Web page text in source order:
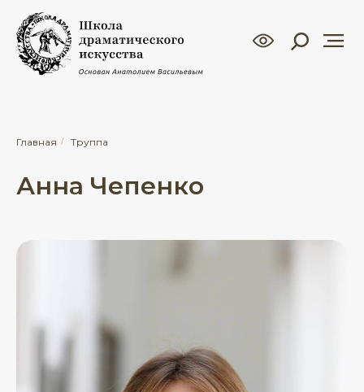
Главная / Труппа
Анна Чепенко